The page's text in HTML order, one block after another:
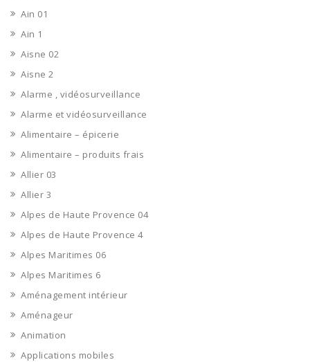
Ain 01
Ain 1
Aisne 02
Aisne 2
Alarme , vidéosurveillance
Alarme et vidéosurveillance
Alimentaire – épicerie
Alimentaire – produits frais
Allier 03
Allier 3
Alpes de Haute Provence 04
Alpes de Haute Provence 4
Alpes Maritimes 06
Alpes Maritimes 6
Aménagement intérieur
Aménageur
Animation
Applications mobiles